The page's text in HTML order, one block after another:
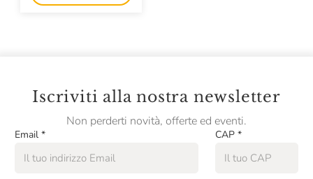
Iscriviti alla nostra newsletter
Non perderti novità, offerte ed eventi.
Email * CAP *